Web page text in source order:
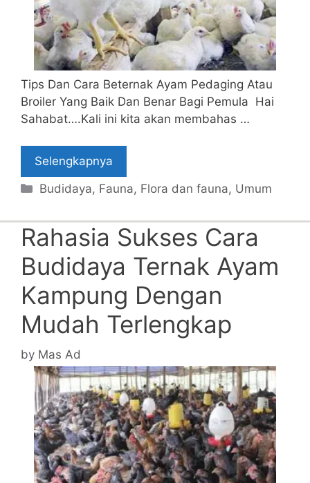
Tips Dan Cara Beternak Ayam Pedaging Atau
Broiler Yang Baik Dan Benar Bagi Pemula Hai
Sahabat….Kali ini kita akan membahas …
Selengkapnya
Categories
Budidaya, Fauna, Flora dan fauna, Umum
Rahasia Sukses Cara
Budidaya Ternak Ayam
Kampung Dengan
Mudah Terlengkap
by Mas Ad